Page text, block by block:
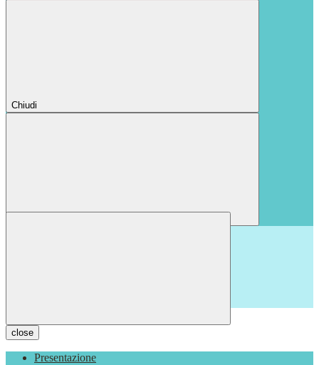
Chiudi
close
Presentazione